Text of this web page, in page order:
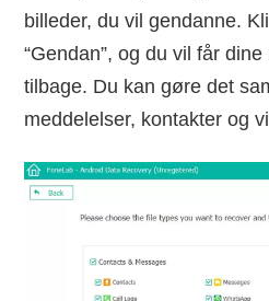
billeder, du vil gendanne.
“Gendan”, og du vil får
tilbage. Du kan gøre det
meddelelser, kontakter og